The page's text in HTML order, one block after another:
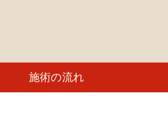
施術の流れ